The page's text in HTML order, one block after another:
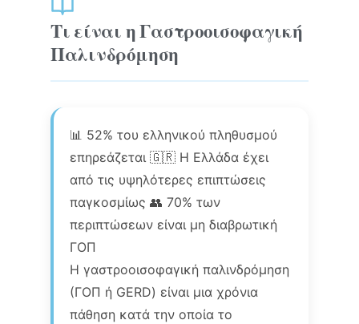
Τι είναι η Γαστροοισοφαγική
Παλινδρόμηση
📊 52% του ελληνικού πληθυσμού
επηρεάζεται 🇬🇷 Η Ελλάδα έχει
από τις υψηλότερες επιπτώσεις
παγκοσμίως 👥 70% των
περιπτώσεων είναι μη διαβρωτική
ΓΟΠ
Η γαστροοισοφαγική παλινδρόμηση
(ΓΟΠ ή GERD) είναι μια χρόνια
πάθηση κατά την οποία το